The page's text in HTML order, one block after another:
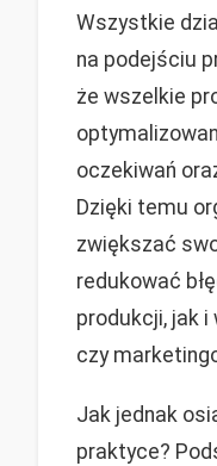
Wszystkie
na podejściu
że wszelkie
oczekiwań
Dzięki temu
zwiększać
redukować
produkcji, jak i
czy
Jak jednak
praktyce?